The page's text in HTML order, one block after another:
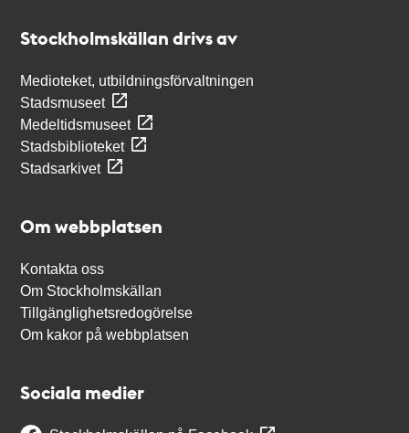
Stockholmskällan drivs av
Medioteket, utbildningsförvaltningen
Stadsmuseet
Medeltidsmuseet
Stadsbiblioteket
Stadsarkivet
Om webbplatsen
Kontakta oss
Om Stockholmskällan
Tillgänglighetsredogörelse
Om kakor på webbplatsen
Sociala medier